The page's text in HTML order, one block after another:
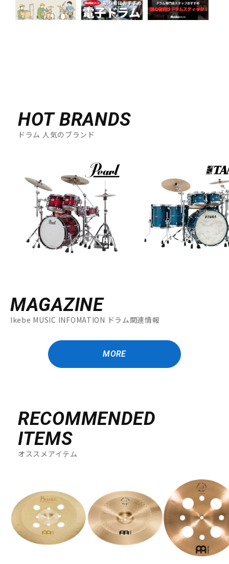
HOT BRANDS
ドラム 人気のブランド
MAGAZINE
Ikebe MUSIC INFOMATION ドラム関連情報
MORE
RECOMMENDED
ITEMS
オススメアイテム